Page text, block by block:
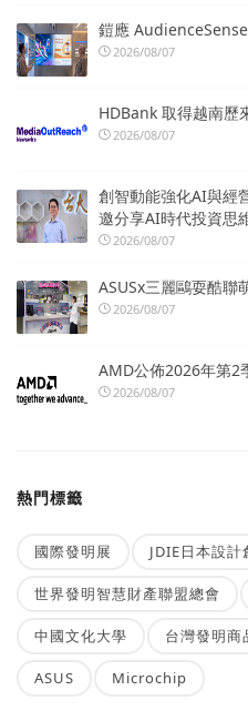
鎧應
2026/08/07
HDBank 取得越南歷
2026/08/07
創智動能強化AI與經
邀分享AI時代投資思
2026/08/07
ASUSx三麗鷗耍酷聯
2026/08/07
AMD公佈2026年第2
2026/08/07
熱門標籤
國際發明展 JDIE日本設
世界發明智慧財產聯盟總會
中國文化大學 台灣發明商
ASUS Microchip